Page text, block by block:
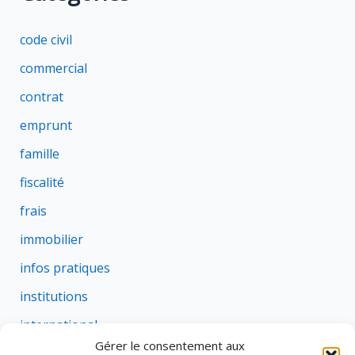
Gérer le consentement aux
code civil
commercial
contrat
emprunt
famille
fiscalité
frais
immobilier
infos pratiques
institutions
international